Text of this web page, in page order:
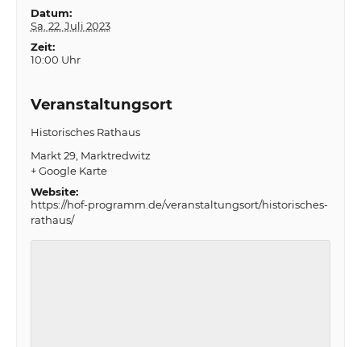
Datum:
Sa. 22. Juli 2023
Zeit:
10:00 Uhr
Veranstaltungsort
Historisches Rathaus
Markt 29 Marktredwitz
+ Google Karte
Website:
https://hof-programm.de/veranstaltungsort/historisches-
rathaus/